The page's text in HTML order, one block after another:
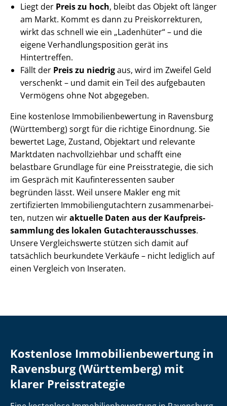
Liegt der Preis zu hoch, bleibt das Objekt oft länger
am Markt. Kommt es dann zu Preis­kor­rek­tu­ren,
wirkt das schnell wie ein „Ladenhüter“ – und die
eigene Ver­hand­lungs­po­si­ti­on gerät ins
Hintertreffen.
Fällt der Preis zu niedrigaus, wird im Zweifel Geld
verschenkt – und damit ein Teil des aufgebauten
Vermögens ohne Not abgegeben.
Eine kostenlose Im­mo­bi­li­en­be­wer­tung in Ravensburg
(Württemberg) sorgt für die richtige Einordnung. Sie
bewertet Lage, Zustand, Objektart und relevante
Marktdaten nachvollziehbar und schafft eine
belastbare Grundlage für eine Preisstrategie, die sich
im Gespräch mit Kauf­in­ter­es­sen­ten sauber
begründen lässt. Weil unsere Makler eng mit
zertifizierten Im­mo­bi­li­en­gut­ach­tern zu­sam­men­ar­bei­
ten, nutzen wiraktuelle Daten aus der Kauf­preis­
samm­lung des lokalen Gut­ach­ter­aus­schus­ses.
Unsere Vergleichswerte stützen sich damit auf
tatsächlich beurkundete Verkäufe – nicht lediglich auf
einen Vergleich von Inseraten.
Kostenlose Im­mo­bi­li­en­be­wer­tung in
Ravensburg (Württemberg) mit
klarer Preisstrategie